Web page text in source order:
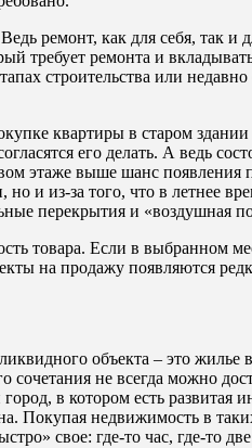
ремонт, как для себя, так
требует ремонта и
строительства или
квартиры в старом
его делать. А ведь
этаже выше шанс
и из-за того, что в летнее
перекрытия и «воздушная
товара. Если в выбранном
на продажу появляются
объекта – это
не всегда можно
в котором есть
Покупая недвижимость в
свое: где-то час, где-то